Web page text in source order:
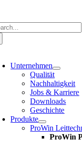
springen
Unternehmen
Qualität
Nachhaltigkeit
Jobs & Karriere
Downloads
Geschichte
Produkte
ProWin
ProWin